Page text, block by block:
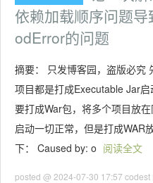
依赖加载顺序问题
odError的问题
摘要： 只发博客园，盗版必究
项目都是打成Executable Jar
要打成War包，将多个项目放
启动一切正常，但是打成WAR
下： Caused by: o 阅读全文
posted @ 2024-07-30 17:57 codest